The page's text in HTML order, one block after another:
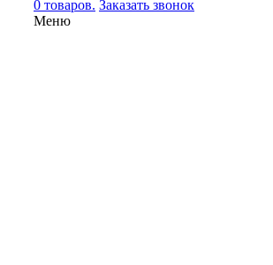
0 товаров. Заказать звонок
Меню